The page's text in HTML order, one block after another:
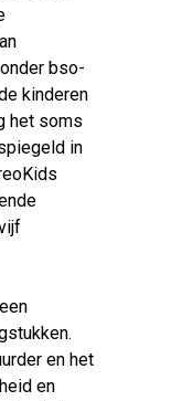
bso-
kinderen
het soms
in
en het
en